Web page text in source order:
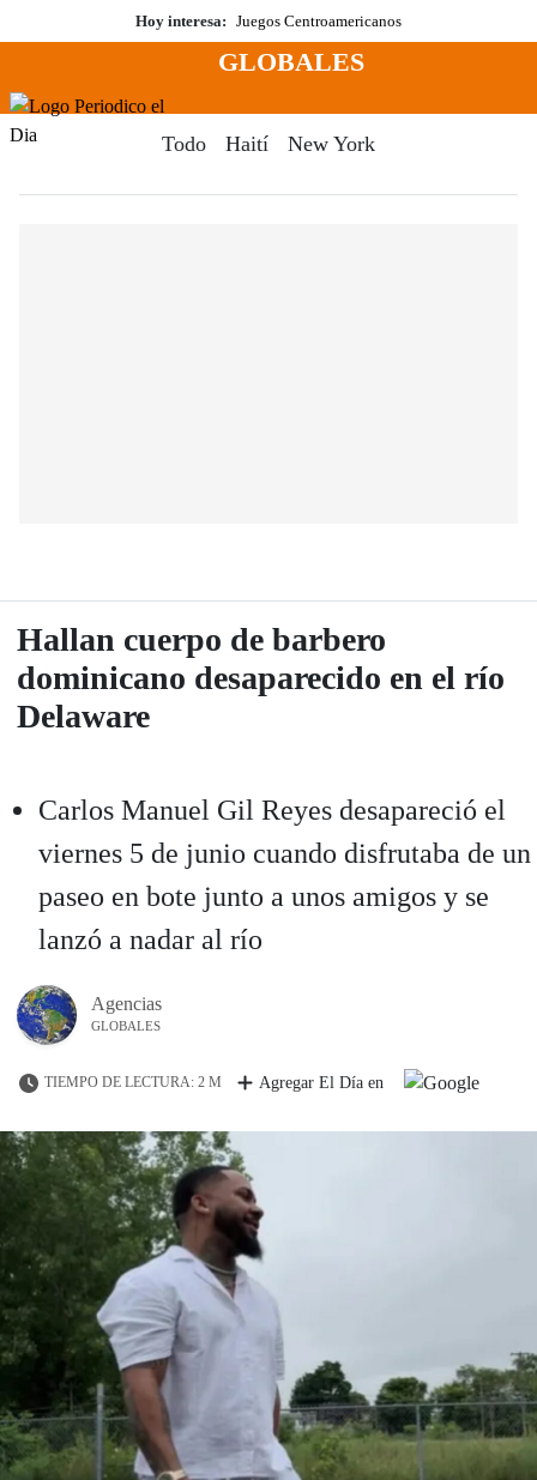
al
Hoy interesa: Juegos Centroamericanos
Menú
GLOBALES
Todo Haití New York
Hallan cuerpo de barbero
dominicano desaparecido en el río
Delaware
Carlos Manuel Gil Reyes desapareció el
viernes 5 de junio cuando disfrutaba de un
paseo en bote junto a unos amigos y se
lanzó a nadar al río
Agencias
GLOBALES
TIEMPO DE LECTURA: 2 M Agregar El Día en